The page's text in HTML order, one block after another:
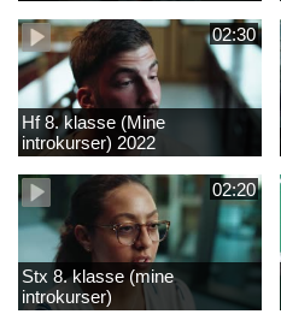
02:30
Hf 8. klasse (Mine
introkurser) 2022
02:20
Stx 8. klasse (mine
introkurser)